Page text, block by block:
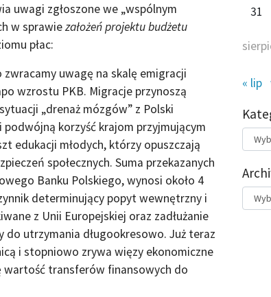
uwagi zgłoszone we „wspólnym
w sprawiezałożeń projektu budżetu
płac:
uwagę na skalę emigracji
wzrostu PKB. Migracje przynoszą
„drenaż mózgów” z Polski
korzyść krajom przyjmującym
edukacji młodych, którzy opuszczają
społecznych. Suma przekazanych
Banku Polskiego, wynosi około 4
determinujący popyt wewnętrzny i
z Unii Europejskiej oraz zadłużanie
utrzymania długookresowo. Już teraz
i stopniowo zrywa więzy ekonomiczne
wartość transferów finansowych do
31
« lip